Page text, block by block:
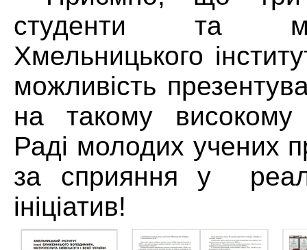
студенти та
Хмельницького
можливість
на такому високому
Раді молодих учених
за сприяння у
ініціатив!